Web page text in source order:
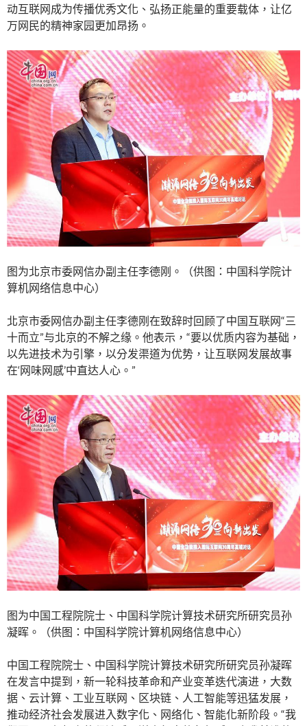
动互联网成为传播优秀文化、弘扬正能量的重要载体，让亿
万网民的精神家园更加昂扬。
图为北京市委网信办副主任李德刚。（供图：中国科学院计
算机网络信息中心）
北京市委网信办副主任李德刚在致辞时回顾了中国互联网“三
十而立”与北京的不解之缘。他表示，“要以优质内容为基础，
以先进技术为引擎，以分发渠道为优势，让互联网发展故事
在‘网味网感’中直达人心。”
图为中国工程院院士、中国科学院计算技术研究所研究员孙
凝晖。（供图：中国科学院计算机网络信息中心）
中国工程院院士、中国科学院计算技术研究所研究员孙凝晖
在发言中提到，新一轮科技革命和产业变革迭代演进，大数
据、云计算、工业互联网、区块链、人工智能等迅猛发展，
推动经济社会发展进入数字化、网络化、智能化新阶段。“我